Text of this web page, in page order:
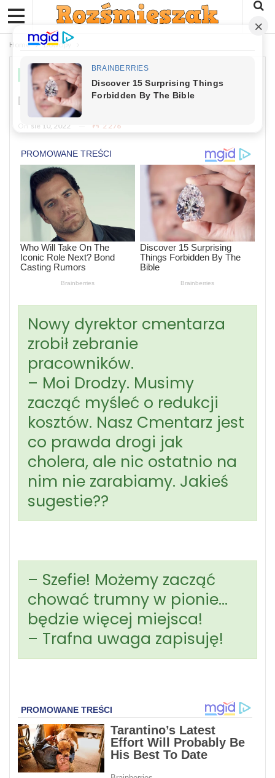
Home Dowcipy
DOWCIPY
Dowcip: Nowy Dyrektor Cmentarza
sie 10, 2022 2 276
Nowy dyrektor cmentarza
zrobił zebranie
pracowników.
– Moi Drodzy. Musimy
zacząć myśleć o redukcji
kosztów. Nasz Cmentarz jest
co prawda drogi jak
cholera, ale nic ostatnio na
nim nie zarabiamy. Jakieś
sugestie??
– Szefie! Możemy zacząć
chować trumny w pionie…
będzie więcej miejsca!
– Trafna uwaga zapisuję!